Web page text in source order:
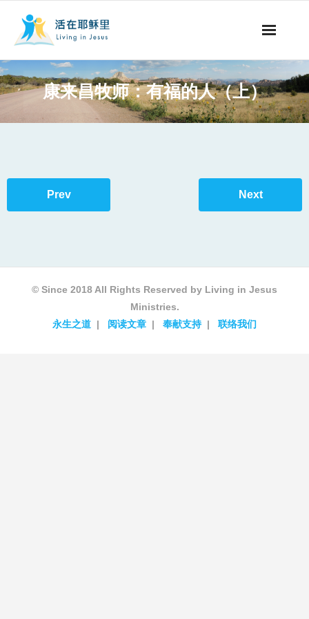
事工概要
永生之道
奉献支持
康来昌牧师：有福的人（上）
Prev Next
© Since 2018 All Rights Reserved by Living in Jesus
Ministries.
永生之道
阅读文章 奉献支持 联络我们